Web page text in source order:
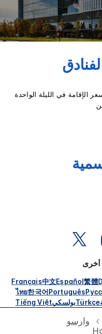
في الليلة الواحدة
أخرى
繁體
Español
中文
Français
Português
한국어
ไทย
TürkçeبولسكيTiếng Việt
وارسو